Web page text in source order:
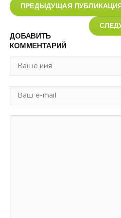
ПРЕДЫДУЩАЯ
ДОБАВИТЬ
КОММЕНТАРИЙ